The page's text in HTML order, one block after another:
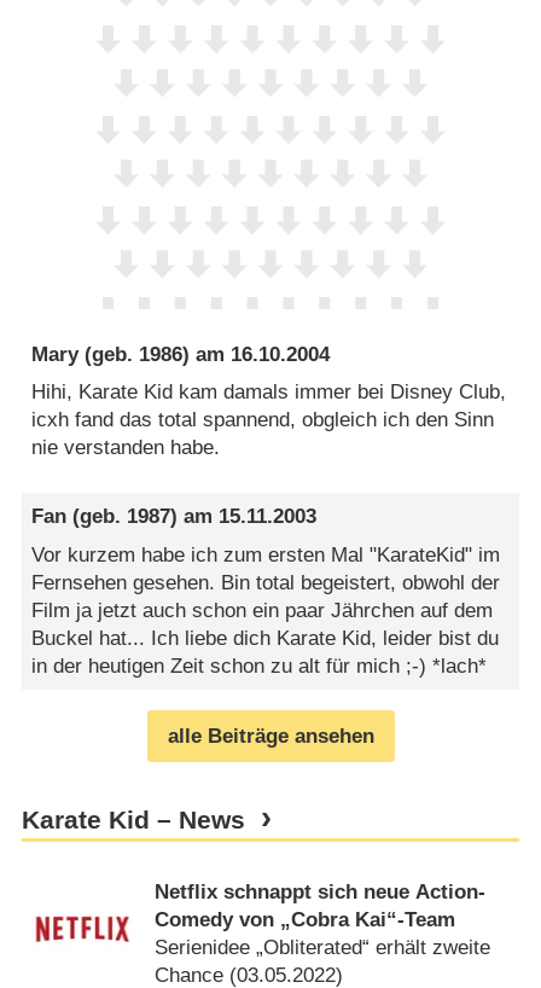
Mary(geb. 1986) am 16.10.2004
Hihi, Karate Kid kam damals immer bei Disney Club,
icxh fand das total spannend, obgleich ich den Sinn
nie verstanden habe.
Fan (geb. 1987) am 15.11.2003
Vor kurzem habe ich zum ersten Mal "KarateKid" im
Fernsehen gesehen. Bin total begeistert, obwohl der
Film ja jetzt auch schon ein paar Jährchen auf dem
Buckel hat... Ich liebe dich Karate Kid, leider bist du
in der heutigen Zeit schon zu alt für mich ;-) *lach*
alle Beiträge ansehen
Karate Kid – News
Netflix schnappt sich neue Action-
Comedy von „Cobra Kai“-Team
Serienidee „Obliterated“ erhält zweite
Chance (03.05.2022)